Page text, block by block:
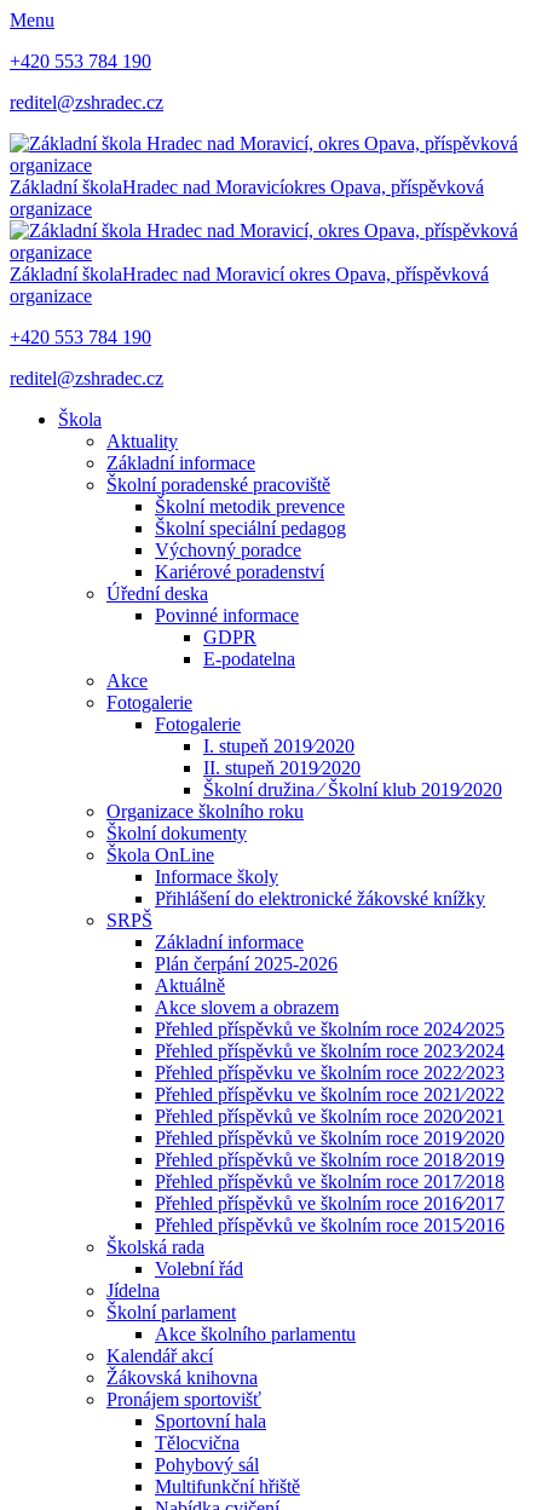
Menu
+420 553 784 190
reditel@zshradec.cz
Základní školaHradec nad Moravicíokres Opava, příspěvková
organizace
Základní školaHradec nad Moravicíokres Opava, příspěvková
organizace
+420 553 784 190
reditel@zshradec.cz
Škola
Aktuality
Základní informace
Školní poradenské pracoviště
Školní metodik prevence
Školní speciální pedagog
Výchovný poradce
Kariérové poradenství
Úřední deska
Povinné informace
GDPR
E-podatelna
Akce
Fotogalerie
Fotogalerie
I. stupeň 2019⁄2020
II. stupeň 2019⁄2020
Školní družina ⁄ Školní klub 2019⁄2020
Organizace školního roku
Školní dokumenty
Škola OnLine
Informace školy
Přihlášení do elektronické žákovské knížky
SRPŠ
Základní informace
Plán čerpání 2025-2026
Aktuálně
Akce slovem a obrazem
Přehled příspěvků ve školním roce 2024⁄2025
Přehled příspěvků ve školním roce 2023⁄2024
Přehled příspěvku ve školním roce 2022⁄2023
Přehled příspěvku ve školním roce 2021⁄2022
Přehled příspěvků ve školním roce 2020⁄2021
Přehled příspěvků ve školním roce 2019⁄2020
Přehled příspěvků ve školním roce 2018⁄2019
Přehled příspěvků ve školním roce 2017⁄2018
Přehled příspěvků ve školním roce 2016⁄2017
Přehled příspěvků ve školním roce 2015⁄2016
Školská rada
Volební řád
Jídelna
Školní parlament
Akce školního parlamentu
Kalendář akcí
Žákovská knihovna
Pronájem sportovišť
Sportovní hala
Tělocvična
Pohybový sál
Multifunkční hřiště